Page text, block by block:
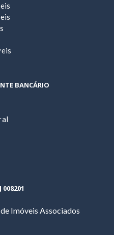
BANCÁRIO
008201
Imóveis Associados